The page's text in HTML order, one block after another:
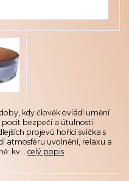
kdy člověk ovládl umění
bezpečí a útulnosti
projevů hořící svíčka s
atmosféru uvolnění, relaxu a
kv... celý popis